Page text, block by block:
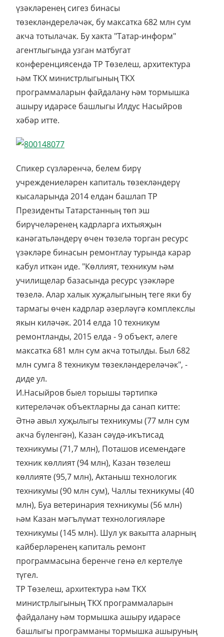
үзәкләренең сигез бинасы
төзекләндереләчәк, бу максатка 682 млн сум
акча тотылачак. Бу хакта "Татар-информ"
агентлыгында узган матбугат
конференциясендә ТР Төзелеш, архитектура
һәм ТКХ министрлыгының ТКХ
программаларын файдалану һәм тормышка
ашыру идарәсе башлыгы Илдус Насыйров
хәбәр итте.
Спикер сүзләренчә, белем бирү
учреждениеләрен капиталь төзекләндерү
кысаларында 2014 елдан башлап ТР
Президенты Татарстанның төп эш
бирүчеләренең кадрларга ихтыяҗын
канәгатьләндерү өчен төзелә торган ресурс
үзәкләре бинасын ремонтлау турында карар
кабул иткән иде. "Көллият, техникум һәм
училищелар базасында ресурс үзәкләре
төзелә. Алар халык хуҗалыгының теге яки бу
тармагы өчен кадрлар әзерләүгә комплекслы
якын киләчәк. 2014 елда 10 техникум
ремонтланды, 2015 елда - 9 объект, әлеге
максатка 681 млн сум акча тотылды. Был 682
млн сумга 8 техникум төзекләндереләчәк", -
диде ул.
И.Насыйров быел торышы тәртипкә
китереләчәк объектларны да санап китте:
Әтнә авыл хуҗылыгы техникумы (77 млн сум
акча бүленгән), Казан сәүдә-икътисад
техникумы (71,7 млн), Поташов исемендәге
техник көллият (94 млн), Казан төзелеш
көллияте (95,7 млн), Актаныш технологик
техникумы (90 млн сум), Чаллы техникумы (40
млн), Буа ветеринария техникумы (56 млн)
һәм Казан мәгълүмат технологияләре
техникумы (145 млн). Шул ук вакытта аларның
кайберләренең капиталь ремонт
программасына беренче генә ел кертелүе
түгел.
ТР Төзелеш, архитектура һәм ТКХ
министрлыгының ТКХ программаларын
файдалану һәм тормышка ашыру идарәсе
башлыгы программаны тормышка ашыруның